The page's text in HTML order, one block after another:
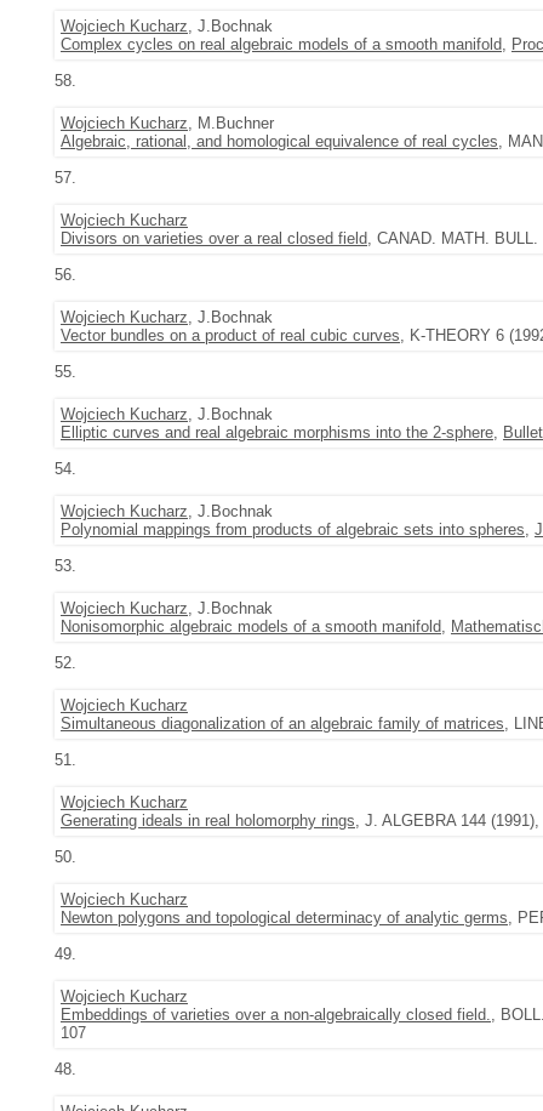
Wojciech Kucharz, J.Bochnak
Complex cycles on real algebraic models of a smooth manifold,
58.
Wojciech Kucharz, M.Buchner
Algebraic, rational, and homological equivalence of real cycles,
57.
Wojciech Kucharz
Divisors on varieties over a real closed field, CANAD. MATH.
56.
Wojciech Kucharz, J.Bochnak
Vector bundles on a product of real cubic curves, K-THEORY 6
55.
Wojciech Kucharz, J.Bochnak
Elliptic curves and real algebraic morphisms into the 2-sphere,
54.
Wojciech Kucharz, J.Bochnak
Polynomial mappings from products of algebraic sets into spheres,
53.
Wojciech Kucharz, J.Bochnak
Nonisomorphic algebraic models of a smooth manifold,
52.
Wojciech Kucharz
Simultaneous diagonalization of an algebraic family of matrices,
51.
Wojciech Kucharz
Generating ideals in real holomorphy rings, J. ALGEBRA 144
50.
Wojciech Kucharz
Newton polygons and topological determinacy of analytic germs,
49.
Wojciech Kucharz
Embeddings of varieties over a non-algebraically closed field.,
107
48.